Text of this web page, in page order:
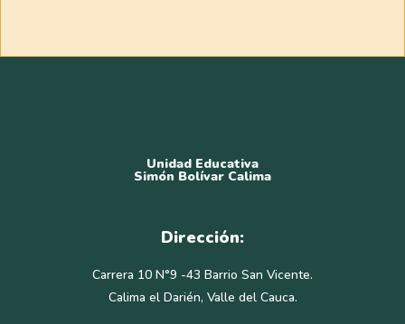
Unidad Educativa
Simón Bolívar Calima
Dirección:
Carrera 10 N°9 -43 Barrio San Vicente.
Calima el Darién, Valle del Cauca.